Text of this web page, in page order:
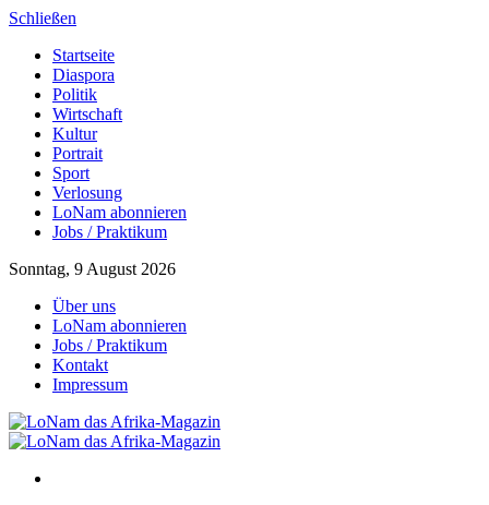
Schließen
Startseite
Diaspora
Politik
Wirtschaft
Kultur
Portrait
Sport
Verlosung
LoNam abonnieren
Jobs / Praktikum
Sonntag, 9 August 2026
Über uns
LoNam abonnieren
Jobs / Praktikum
Kontakt
Impressum